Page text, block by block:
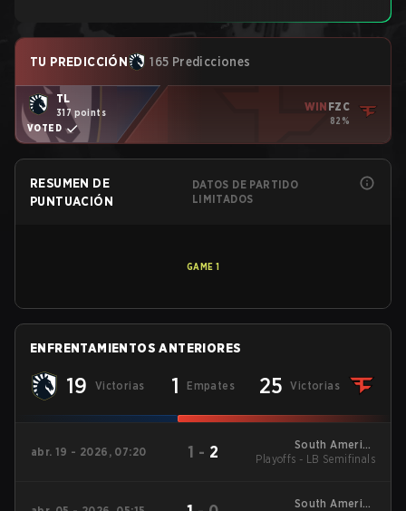
TU PREDICCIÓN 165 Predicciones
TL
317 points
VOTED
WIN FZC
82%
RESUMEN DE
PUNTUACIÓN
DATOS DE PARTIDO
LIMITADOS
GAME 1
ENFRENTAMIENTOS ANTERIORES
19 Victorias 1 Empates 25 Victorias
abr. 19 - 2026, 07:20 1 - 2
South America
League - South
Playoffs - LB Semifinals
South America